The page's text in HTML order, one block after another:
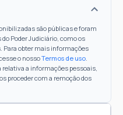
são públicas e foram
Poder Judiciário, como os
Para obter mais informações
o nossoTermos de uso.
a informações pessoais,
proceder com a remoção dos